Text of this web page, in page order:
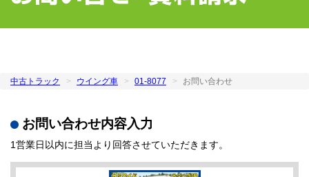
中古トラック ウイング車 01-8077 お問い合わせ
お問い合わせ内容入力
1営業日以内に担当より回答させていただきます。